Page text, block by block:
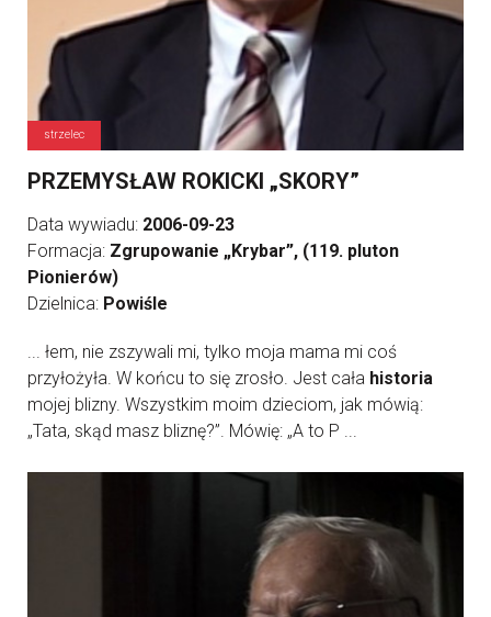
strzelec
PRZEMYSŁAW ROKICKI „SKORY”
Data wywiadu: 2006-09-23
Formacja: Zgrupowanie „Krybar”, (119. pluton
Pionierów)
Dzielnica: Powiśle
... łem, nie zszywali mi, tylko moja mama mi coś
przyłożyła. W końcu to się zrosło. Jest cała historia
mojej blizny. Wszystkim moim dzieciom, jak mówią:
„Tata, skąd masz bliznę?”. Mówię: „A to P ...